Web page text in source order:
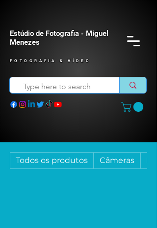
Estúdio de Fotografia - Miguel
Menezes
FOTOGRAFIA & VÍDEO
Todos os produtos Câmeras